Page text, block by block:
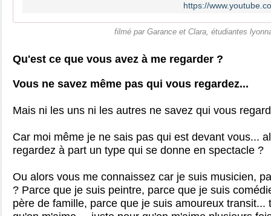
https://
filmé par Garance et Clara, étudiantes
Qu'est ce que vous avez à me regarder ?
Vous ne savez même pas qui vous regardez...
Mais ni les uns ni les autres ne savez qui vous
Car moi même je ne sais pas qui est devant vous...
regardez à part un type qui se donne en spectacle ?
Ou alors vous me connaissez car je suis musicien,
? Parce que je suis peintre, parce que je suis
père de famille, parce que je suis amoureux transit...